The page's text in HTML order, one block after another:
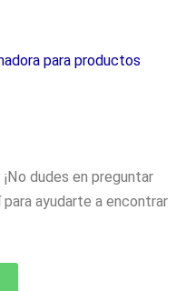
para productos
dudes en preguntar
ayudarte a encontrar